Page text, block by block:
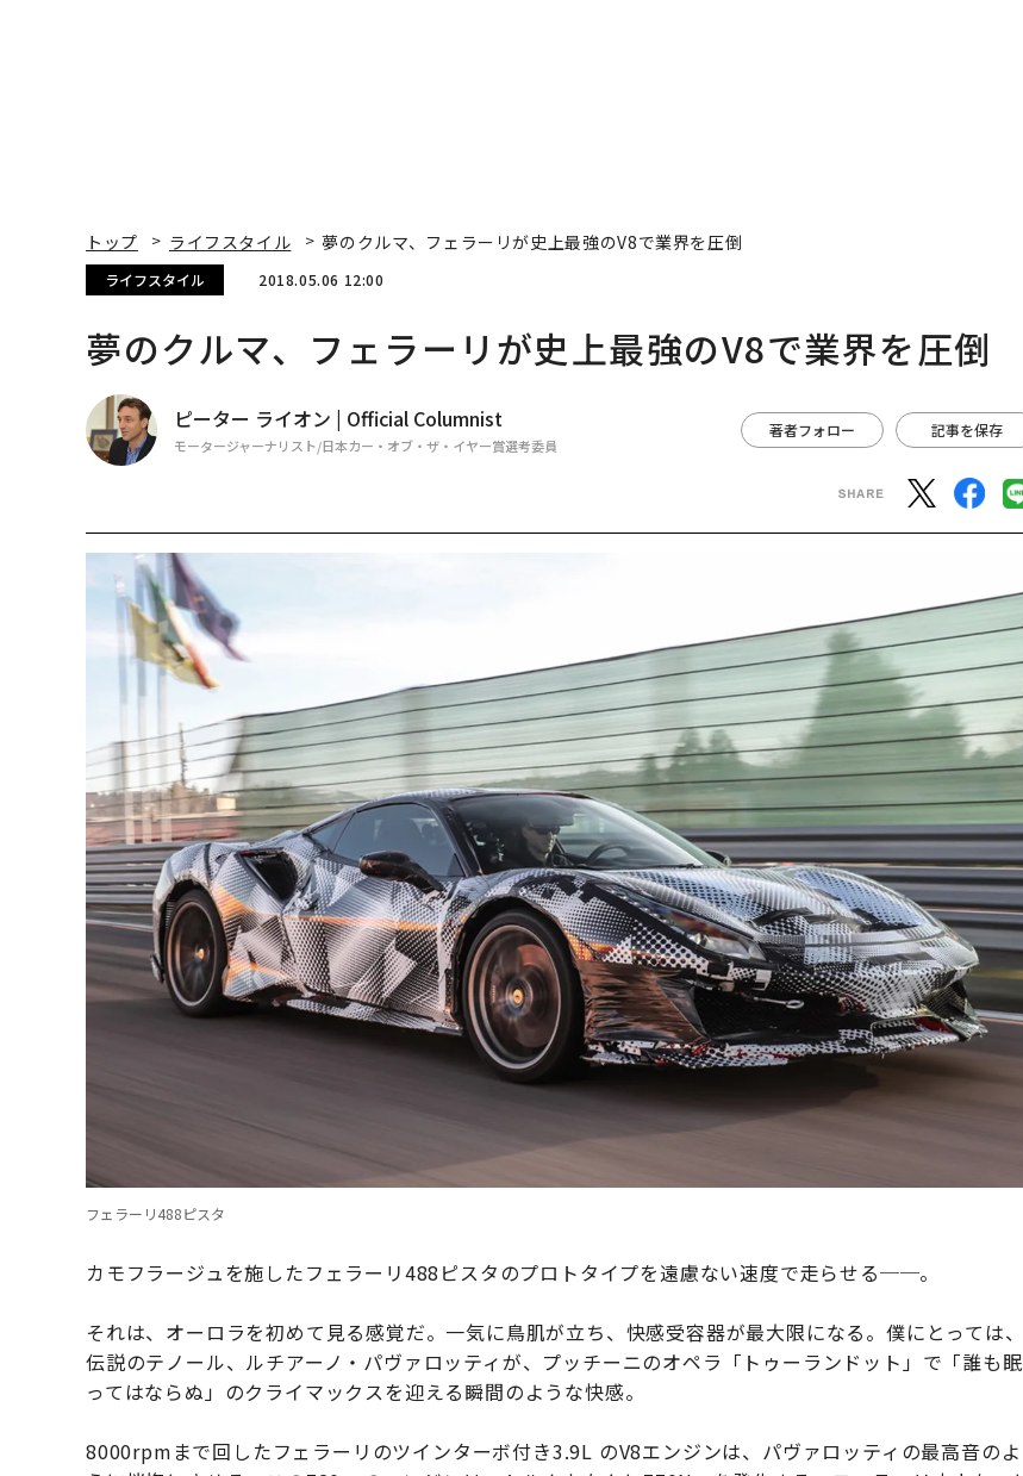
トップ ライフスタイル 夢のクルマ、フェラーリが史上最強のV8で業界を圧倒
ライフスタイル 2018.05.06 12:00
夢のクルマ、フェラーリが史上最強のV8で業界を圧倒
ピーター ライオン | Official Columnist
モータージャーナリスト/日本カー・オブ・ザ・イヤー賞選考委員
著者フォロー 記事を保存
フェラーリ488ピスタ
カモフラージュを施したフェラーリ488ピスタのプロトタイプを遠慮ない速度で走らせる──。
それは、オーロラを初めて見る感覚だ。一気に鳥肌が立ち、快感受容器が最大限になる。僕にとっては、
伝説のテノール、ルチアーノ・パヴァロッティが、プッチーニのオペラ「トゥーランドット」で「誰も眠
ってはならぬ」のクライマックスを迎える瞬間のような快感。
8000rpmまで回したフェラーリのツインターボ付き3.9L のV8エンジンは、パヴァロッティの最高音のよ